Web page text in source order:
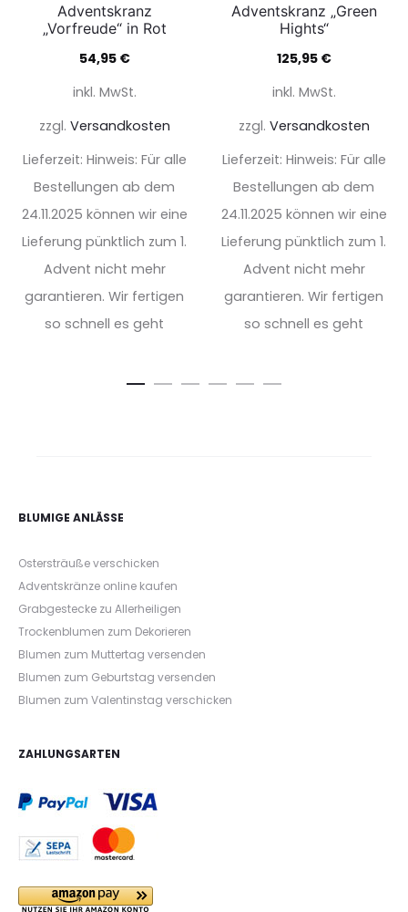
Adventskranz
„Vorfreude“ in Rot
54,95 €
inkl. MwSt.
zzgl. Versandkosten
Lieferzeit: Hinweis: Für alle
Bestellungen ab dem
24.11.2025 können wir eine
Lieferung pünktlich zum 1.
Advent nicht mehr
garantieren. Wir fertigen
so schnell es geht
Adventskranz „Green
Hights“
125,95 €
inkl. MwSt.
zzgl. Versandkosten
Lieferzeit: Hinweis: Für alle
Bestellungen ab dem
24.11.2025 können wir eine
Lieferung pünktlich zum 1.
Advent nicht mehr
garantieren. Wir fertigen
so schnell es geht
BLUMIGE ANLÄSSE
Ostersträuße verschicken
Adventskränze online kaufen
Grabgestecke zu Allerheiligen
Trockenblumen zum Dekorieren
Blumen zum Muttertag versenden
Blumen zum Geburtstag versenden
Blumen zum Valentinstag verschicken
ZAHLUNGSARTEN